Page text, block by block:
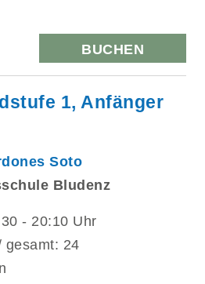
BUCHEN
1, Anfänger
Soto
Bludenz
- 20:10 Uhr
gesamt: 24